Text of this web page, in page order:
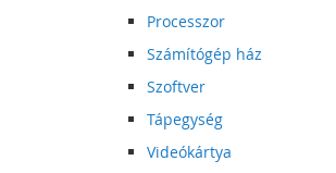
Processzor
Számítógép ház
Szoftver
Tápegység
Videókártya